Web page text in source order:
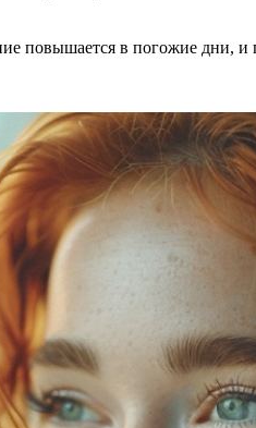
повышается в погожие дни, и